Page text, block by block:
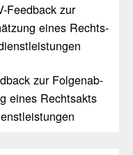
Feed­back zur
eines Rechts­
zur Folgen­ab­
eines Rechts­akts